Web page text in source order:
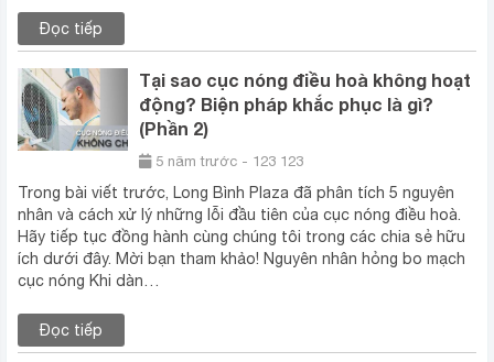
Đọc tiếp
Tại sao cục nóng điều hoà không hoạt
động? Biện pháp khắc phục là gì?
(Phần 2)
5 năm trước - 123 123
Trong bài viết trước, Long Bình Plaza đã phân tích 5 nguyên
nhân và cách xử lý những lỗi đầu tiên của cục nóng điều hoà.
Hãy tiếp tục đồng hành cùng chúng tôi trong các chia sẻ hữu
ích dưới đây. Mời bạn tham khảo! Nguyên nhân hỏng bo mạch
cục nóng Khi dàn…
Đọc tiếp